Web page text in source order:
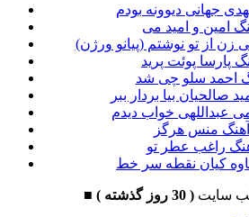
جهانی دیوونه بودم
امین و امید می
زن از تو نوشتم (پیانو ورژن)
پارسا پوئت پرید
احمد سلو چی شد
صالحیان بیا بردار ببر
عبداللهی خواب دیدم
آهنگ منس هرگز
راغب عطر تو
کاوه کیان نقطه سر خط
■ سایت( 30 روز گذشته )